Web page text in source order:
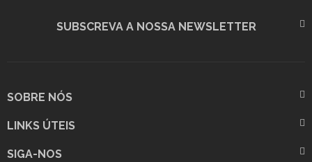
SUBSCREVA A NOSSA NEWSLETTER
SOBRE NÓS
LINKS ÚTEIS
SIGA-NOS